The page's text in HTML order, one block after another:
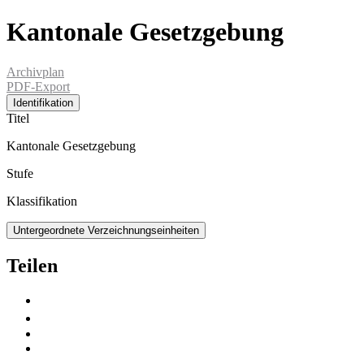
Kantonale Gesetzgebung
Archivplan
PDF-Export
Identifikation
Titel
Kantonale Gesetzgebung
Stufe
Klassifikation
Untergeordnete Verzeichnungseinheiten
Teilen